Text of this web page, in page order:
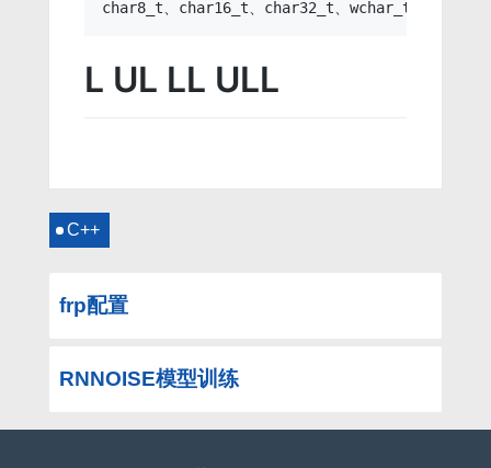
L UL LL ULL
C++
frp配置
RNNOISE模型训练